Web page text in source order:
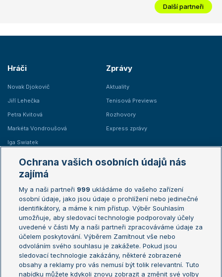
Další partneři
Hráči
Novak Djokovič
Jiří Lehečka
Petra Kvitová
Markéta Vondroušová
Iga Swiatek
Zprávy
Aktuality
Tenisová Previews
Rozhovory
Express zprávy
Žebříčky
Žebříček ATP (muži)
Žebříček WTA (ženy)
Sázkařský žebříček
Australian Open
French Open
Wimbledon
US Open
Turnaj mistrů
Turnaj mistryň
Aktualní trendy
Ochrana vašich osobních údajů nás
zajímá
My a naši partneři 999 ukládáme do vašeho zařízení
osobní údaje, jako jsou údaje o prohlížení nebo jedinečné
identifikátory, a máme k nim přístup. Výběr Souhlasím
umožňuje, aby sledovací technologie podporovaly účely
uvedené v části My a naši partneři zpracováváme údaje za
účelem poskytování. Výběrem Zamítnout vše nebo
odvoláním svého souhlasu je zakážete. Pokud jsou
sledovací technologie zakázány, některé zobrazené
obsahy a reklamy pro vás nemusí být tolik relevantní. Tuto
nabídku můžete kdykoli znovu zobrazit a změnit své volby